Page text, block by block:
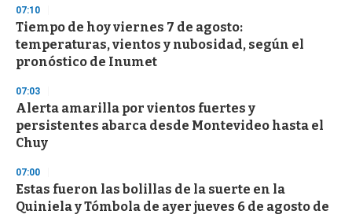
s
e
c
o
n
d
07:10
Tiempo de hoy viernes 7 de agosto:
temperaturas, vientos y nubosidad, según el
pronóstico de Inumet
07:03
Alerta amarilla por vientos fuertes y
persistentes abarca desde Montevideo hasta el
Chuy
07:00
Estas fueron las bolillas de la suerte en la
Quiniela y Tómbola de ayer jueves 6 de agosto de